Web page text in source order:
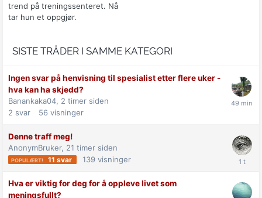
trend på treningssenteret. Nå
tar hun et oppgjør.
SISTE TRÅDER I SAMME KATEGORI
Ingen svar på henvisning til spesialist etter flere uker -
hva kan ha skjedd?
Banankaka04, 2 timer siden
2 svar 56 visninger
Denne traff meg!
AnonymBruker, 21 timer siden
11 svar 139 visninger
Hva er viktig for deg for å oppleve livet som
meningsfullt?